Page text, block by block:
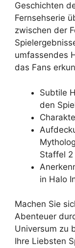
Geschichten
Fernsehserie
zwischen der
umfassendes
das Fans
Subtile
den
Staffel 2
in Halo
Machen Sie
Abenteuer
Universum zu
Ihre Liebsten